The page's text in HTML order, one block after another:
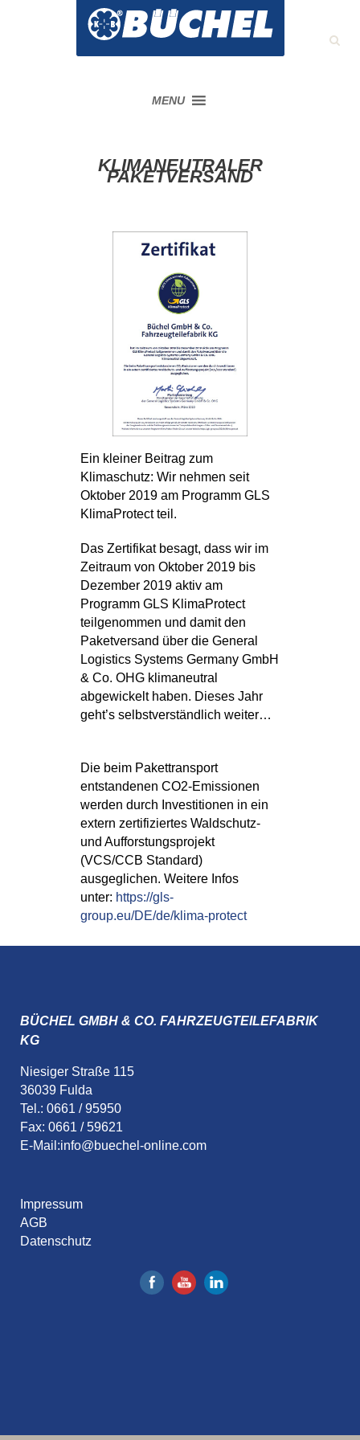
MENU
KLIMANEUTRALER
PAKETVERSAND
Ein kleiner Beitrag zum
Klimaschutz: Wir nehmen seit
Oktober 2019 am Programm GLS
KlimaProtect teil.
Das Zertifikat besagt, dass wir im
Zeitraum von Oktober 2019 bis
Dezember 2019 aktiv am
Programm GLS KlimaProtect
teilgenommen und damit den
Paketversand über die General
Logistics Systems Germany GmbH
& Co. OHG klimaneutral
abgewickelt haben. Dieses Jahr
geht’s selbstverständlich weiter…
Die beim Pakettransport
entstandenen CO2-Emissionen
werden durch Investitionen in ein
extern zertifiziertes Waldschutz-
und Aufforstungsprojekt
(VCS/CCB Standard)
ausgeglichen. Weitere Infos
unter: https://gls-
group.eu/DE/de/klima-protect
BÜCHEL GMBH & CO. FAHRZEUGTEILEFABRIK
KG
Niesiger Straße 115
36039 Fulda
Tel.: 0661 / 95950
Fax: 0661 / 59621
E-Mail:info@buechel-online.com
Impressum
AGB
Datenschutz